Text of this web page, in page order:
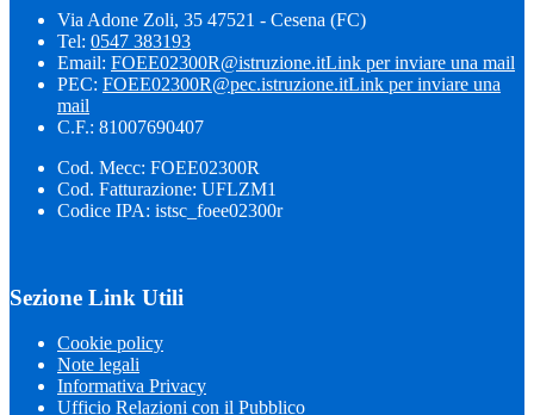
Via Adone Zoli, 35 47521 - Cesena (FC)
Tel: 0547 383193
Email: FOEE02300R@istruzione.itLink per inviare una mail
PEC: FOEE02300R@pec.istruzione.itLink per inviare una
mail
C.F.: 81007690407
Cod. Mecc: FOEE02300R
Cod. Fatturazione: UFLZM1
Codice IPA: istsc_foee02300r
Sezione Link Utili
Cookie policy
Note legali
Informativa Privacy
Ufficio Relazioni con il Pubblico